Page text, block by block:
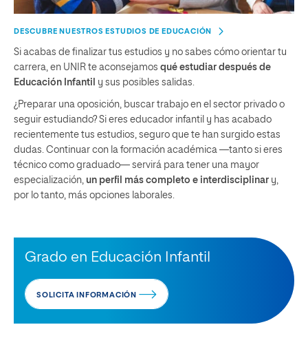
DESCUBRE NUESTROS ESTUDIOS DE EDUCACIÓN
Si acabas de finalizar tus estudios y no sabes cómo orientar tu
carrera, en UNIR te aconsejamos qué estudiar después de
Educación Infantil
y sus posibles salidas.
¿Preparar una oposición, buscar trabajo en el sector privado o
seguir estudiando? Si eres educador infantil y has acabado
recientemente tus estudios, seguro que te han surgido estas
dudas. Continuar con la formación académica —tanto si eres
técnico como graduado— servirá para tener una mayor
especialización, un perfil más completo e interdisciplinar y,
por lo tanto, más opciones laborales.
Grado en Educación Infantil
SOLICITA INFORMACIÓN